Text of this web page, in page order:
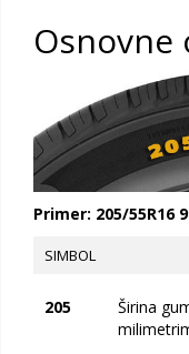
Osnovne
Primer: 205/55R16
SIMBOL
205
Širina